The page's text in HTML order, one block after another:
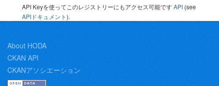
API Keyを使ってこのレジストリーにもアクセス可能ですAPI (see
APIドキュメント).
About HODA
CKAN API
CKANアソシエーション